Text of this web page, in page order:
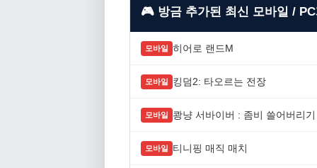
🎮 방금 추가된 최신 모바일 /
모바일 히어로 랜드M
모바일 킹덤2: 타오르는 전장
모바일 쾅냥 서바이버 : 좀비 쓸어버리기
모바일 티니핑 매직 매치